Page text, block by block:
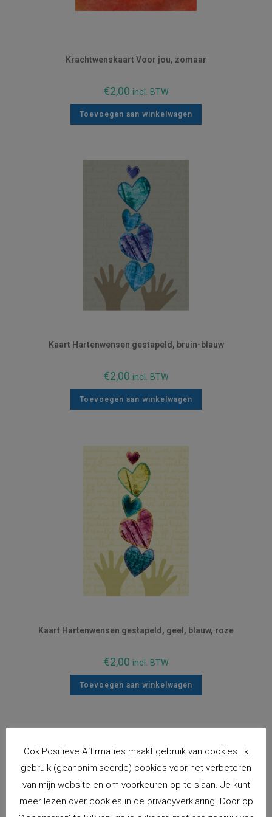
Krachtwenskaart Voor jou, zomaar
€2,00 incl. BTW
Toevoegen aan winkelwagen
Kaart Hartenwensen gestapeld, bruin-blauw
€2,00 incl. BTW
Toevoegen aan winkelwagen
Kaart Hartenwensen gestapeld, geel, blauw, roze
€2,00 incl. BTW
Toevoegen aan winkelwagen
Ook Positieve Affirmaties maakt gebruik van cookies. Ik
gebruik (geanonimiseerde) cookies voor het verbeteren
van mijn website en om voorkeuren op te slaan. Je kunt
meer lezen over cookies in de privacyverklaring. Door op